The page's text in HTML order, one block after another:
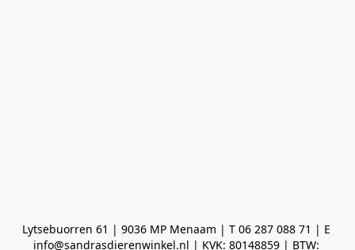
Lytsebuorren 61 | 9036 MP Menaam | T 06 287 088 71 | E
info@sandrasdierenwinkel.nl | KVK: 80148859 | BTW: